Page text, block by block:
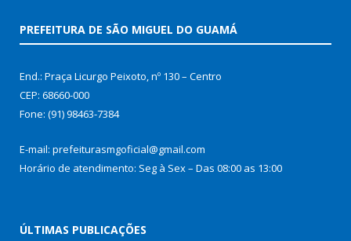
PREFEITURA DE SÃO MIGUEL DO GUAMÁ
End.: Praça Licurgo Peixoto, nº 130 – Centro
CEP: 68660-000
Fone: (91) 98463-7384
E-mail: prefeiturasmgoficial@gmail.com
Horário de atendimento: Seg à Sex – Das 08:00 as 13:00
ÚLTIMAS PUBLICAÇÕES